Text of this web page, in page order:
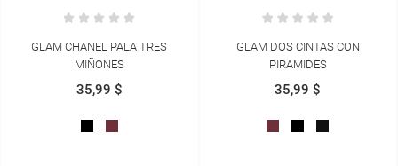
GLAM DOS CINTAS CON
PIRAMIDES
35,99 $
GLAM CERRADO COMBINADO
35,99 $